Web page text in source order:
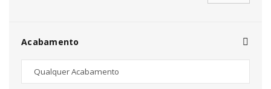
Acabamento